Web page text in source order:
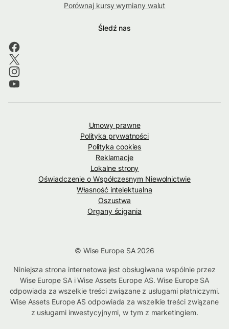
Porównaj kursy wymiany walut
Śledź nas
Umowy prawne
Polityka prywatności
Polityka cookies
Reklamacje
Lokalne strony
Oświadczenie o Współczesnym Niewolnictwie
Własność intelektualna
Oszustwa
Organy ścigania
© Wise Europe SA 2026
Niniejsza strona internetowa jest obsługiwana wspólnie przez
Wise Europe SA i Wise Assets Europe AS. Wise Europe SA
odpowiada za wszelkie treści związane z usługami płatniczymi.
Wise Assets Europe AS odpowiada za wszelkie treści związane
z usługami inwestycyjnymi, w tym z marketingiem.